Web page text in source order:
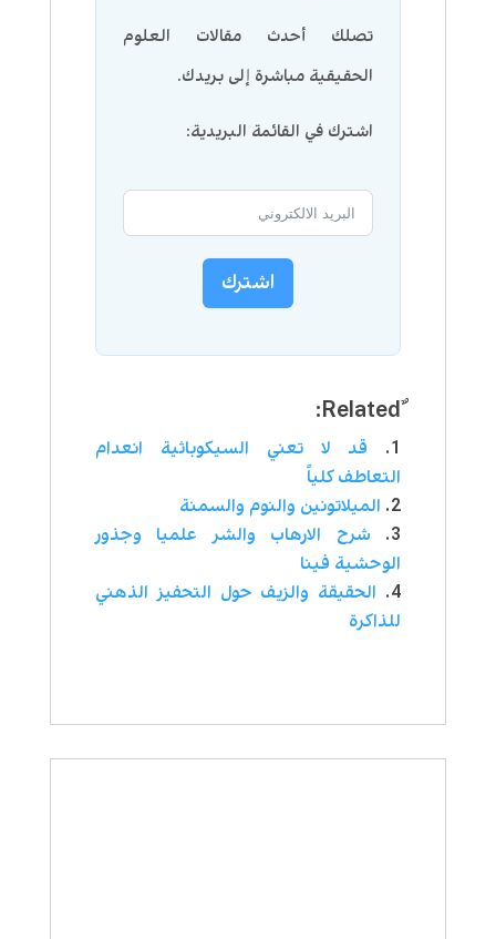
تصلك أحدث مقالات العلوم
الحقيقية مباشرة إلى بريدك.
اشترك في القائمة البريدية:
اشترك
ٌRelated:
قد‌ ‌لا‌ ‌تعني‌ ‌السيكوباثية‌ ‌انعدام‌
‌التعاطف‌ ‌كلياً‌
الميلاتونين والنوم والسمنة
شرح الارهاب والشر علميا وجذور
الوحشية فينا
الحقيقة والزيف حول التحفيز الذهني
للذاكرة